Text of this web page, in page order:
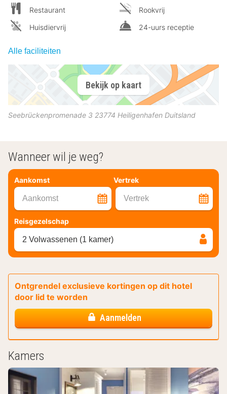
Restaurant
Huisdiervrij
Rookvrij
24-uurs receptie
Alle faciliteiten
Bekijk op kaart
Seebrückenpromenade 3 23774 Heiligenhafen Duitsland
Wanneer wil je weg?
Aankomst Vertrek
Aankomst Vertrek
Reisgezelschap
2 Volwassenen (1 kamer)
Ontgrendel exclusieve kortingen op dit hotel
door lid te worden
Aanmelden
Kamers